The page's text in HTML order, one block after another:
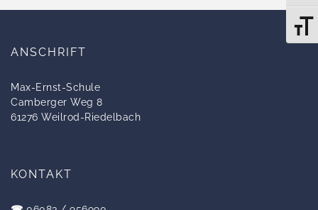
ANSCHRIFT
Max-Ernst-Schule
Camberger Weg 8
61276 Weilrod-Riedelbach
KONTAKT